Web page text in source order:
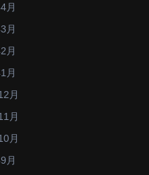
月
月
月
月
月
月
月
月